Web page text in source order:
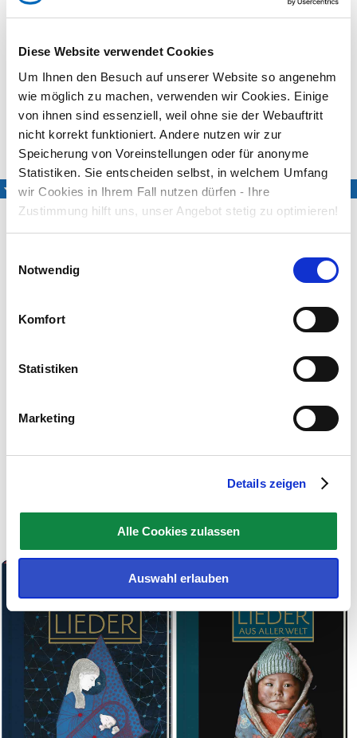
Diese Website verwendet Cookies
Um Ihnen den Besuch auf unserer Website so angenehm
wie möglich zu machen, verwenden wir Cookies. Einige
von ihnen sind essenziell, weil ohne sie der Webauftritt
nicht korrekt funktioniert. Andere nutzen wir zur
Speicherung von Voreinstellungen oder für anonyme
Statistiken. Sie entscheiden selbst, in welchem Umfang
wir Cookies in Ihrem Fall nutzen dürfen - Ihre
Zustimmung hilft uns, unser Angebot stetig zu optimieren!
Notwendig
Komfort
Statistiken
Marketing
Details zeigen
Alle Cookies zulassen
Auswahl erlauben
Leider können zu diesem Lied aus rechtlichen oder
Texte bereitgestellt werden.
Melodie: Louis Spohr (1784–1859), op. 103,4Text: Hoffmann
von Fallersleben (1798–1874)
Medien
Eingesungene Fassung
Sabine Eberspächer
(Klarinette)
Exclusiv eingespielt für das LIEDER·PROJEKT
Noten & CDs